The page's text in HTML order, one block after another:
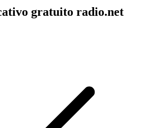
gratuito radio.net